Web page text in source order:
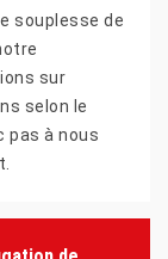
souplesse de
sur
selon le
pas à nous